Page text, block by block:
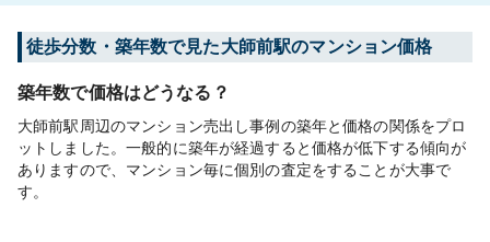
徒歩分数・築年数で見た大師前駅のマンション価格
築年数で価格はどうなる？
大師前駅周辺のマンション売出し事例の築年と価格の関係をプロ
ットしました。一般的に築年が経過すると価格が低下する傾向が
ありますので、マンション毎に個別の査定をすることが大事で
す。